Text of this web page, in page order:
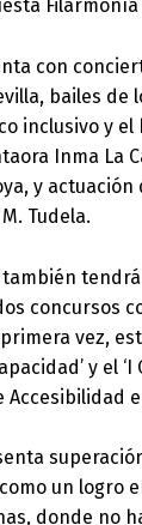
Filarmonía
con
bailes de
inclusivo y el
Inma La
y
Tudela.
también
concursos
vez,
y el ‘I
un logro
donde no